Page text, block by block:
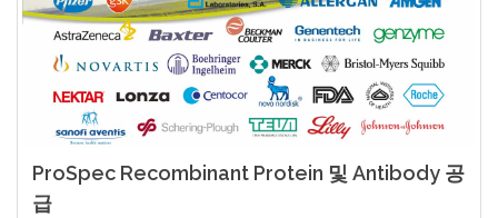
ProSpec Recombinant Protein 및 Antibody 공
급